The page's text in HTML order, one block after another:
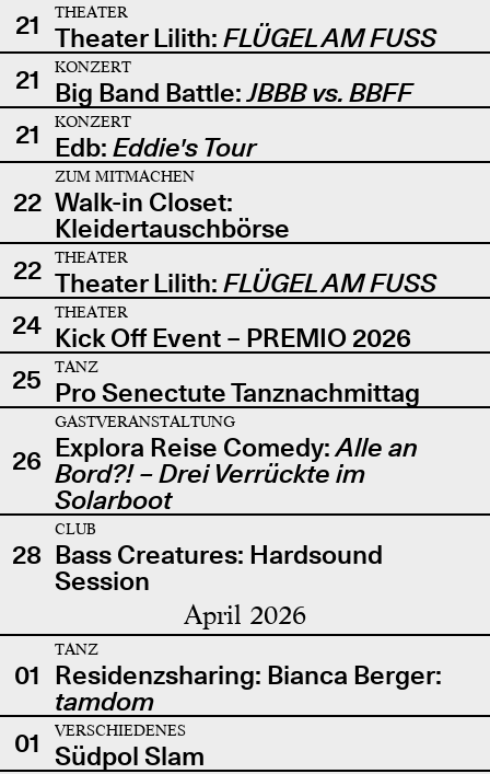
21
THEATER
Theater Lilith: FLÜGEL AM FUSS
21
KONZERT
Big Band Battle:JBBB vs. BBFF
21
KONZERT
Edb: Eddie's Tour
22
ZUM MITMACHEN
Walk-in Closet:
Kleidertauschbörse
22
THEATER
Theater Lilith: FLÜGEL AM FUSS
24
THEATER
Kick Off Event – PREMIO 2026
25
TANZ
Pro Senectute Tanznachmittag
26
GASTVERANSTALTUNG
Explora Reise Comedy:Alle an
Bord?! – Drei Verrückte im
Solarboot
28
CLUB
Bass Creatures: Hardsound
Session
April 2026
01
TANZ
Residenzsharing: Bianca Berger:
tamdom
01
VERSCHIEDENES
Südpol Slam